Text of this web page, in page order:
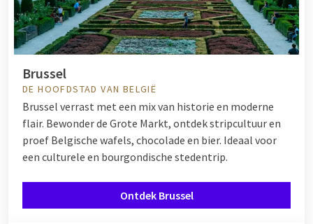
Brussel
DE HOOFDSTAD VAN BELGIË
Brussel verrast met een mix van historie en moderne
flair. Bewonder de Grote Markt, ontdek stripcultuur en
proef Belgische wafels, chocolade en bier. Ideaal voor
een culturele en bourgondische stedentrip.
Ontdek Brussel